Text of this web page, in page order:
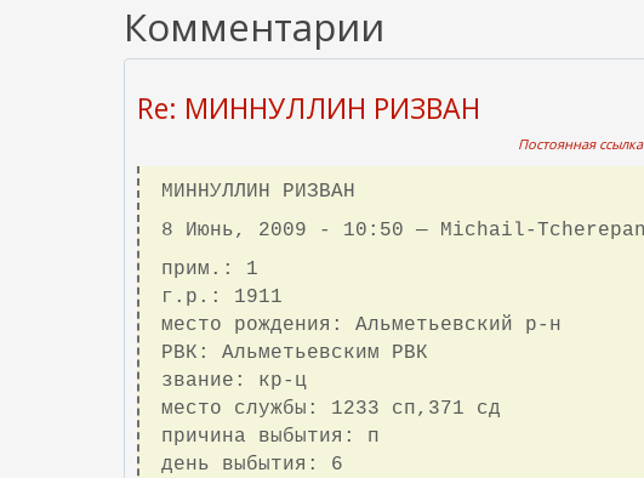
Комментарии
Re: МИННУЛЛИН РИЗВАН
Постоянная
МИННУЛЛИН РИЗВАН
8 Июнь, 2009 - 10:50 — Michail-
прим.: 1
г.р.: 1911
место рождения: Альметьевский р-н
РВК: Альметьевским РВК
звание: кр-ц
место службы: 1233 сп,371 сд
причина выбытия: п
день выбытия: 6